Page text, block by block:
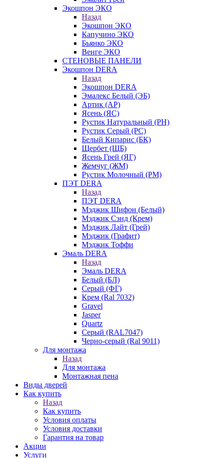
Экошпон ЭКО
Назад
Экошпон ЭКО
Капучино ЭКО
Бьянко ЭКО
Венге ЭКО
СТЕНОВЫЕ ПАНЕЛИ
Экошпон DERA
Назад
Экошпон DERA
Эмалекс Белый (ЭБ)
Артик (АР)
Ясень (ЯС)
Рустик Натуральный (РН)
Рустик Серый (РС)
Белый Кипарис (БК)
Щербет (ЩБ)
Ясень Грей (ЯГ)
Жемчуг (ЖМ)
Рустик Молочный (РМ)
ПЭТ DERA
Назад
ПЭТ DERA
Мэджик Шифон (Белый)
Мэджик Сэнд (Крем)
Мэджик Лайт (Грей)
Мэджик (Графит)
Мэджик Тоффи
Эмаль DERA
Назад
Эмаль DERA
Белый (БЛ)
Серый (ФГ)
Крем (Ral 7032)
Gravel
Jasper
Quartz
Серый (RAL7047)
Черно-серый (Ral 9011)
Для монтажа
Назад
Для монтажа
Монтажная пена
Виды дверей
Как купить
Назад
Как купить
Условия оплаты
Условия доставки
Гарантия на товар
Акции
Услуги